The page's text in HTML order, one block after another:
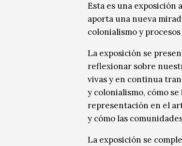
Esta es una exposición
aporta una nueva
colonialismo y
La exposición se
reflexionar sobre
vivas y en continua
y colonialismo, cómo
representación en el
y cómo las
La exposición se